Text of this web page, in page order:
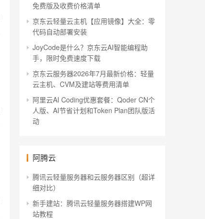
免费版及收费价格清单
京东云轻量云主机【应用镜像】大全：零
代码自动部署安装
JoyCode是什么？京东云AI智能编程助
手，限时免费速度下载
京东云服务器2026年7月最新价格：轻量
云主机、CVM及建站等费用清单
阿里云AI Coding优惠套餐：Qoder CN个
人版、AI节省计划和Token Plan团队版活
动
阿腾云
腾讯云轻量服务器和云服务器区别（超详
细对比）
新手建站：腾讯云轻量服务器搭建WP网
站教程